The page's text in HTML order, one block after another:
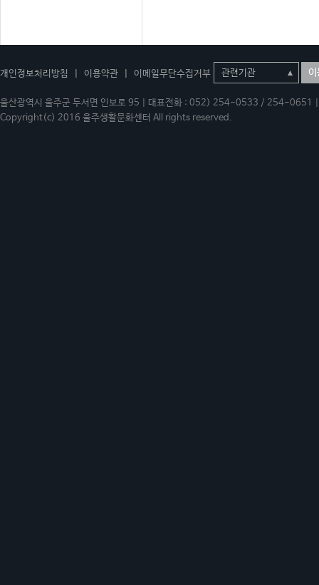
개인정보처리방침 이용약관 이메일무단수집거부 이
울산광역시 울주군 두서면 인보로 95 | 대표전화 : 052) 254-0533 / 254-
Copyright(c) 2016 울주생활문화센터 All rights reserved.